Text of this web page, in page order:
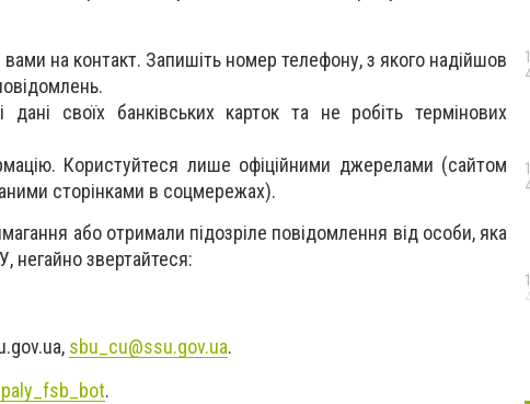
вами на контакт. Запишіть номер телефону, з якого надійшов
дані своїх банківських карток та не робіть термінових
Користуйтеся лише офіційними джерелами (сайтом
сторінками в соцмережах).
або отримали підозріле повідомлення від особи, яка
негайно звертайтеся:
, sbu_cu@ssu.gov.ua.
.